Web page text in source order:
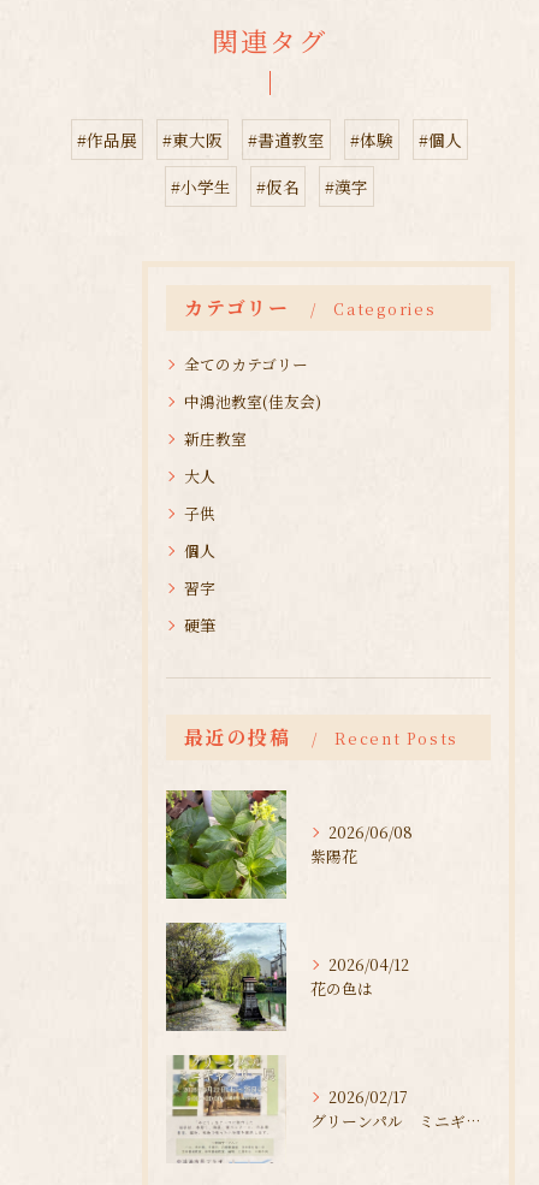
関連タグ
#作品展 #東大阪 #書道教室 #体験
#個人
#小学生
#仮名 #漢字
カテゴリー Categories
全てのカテゴリー
中鴻池教室(佳友会)
新庄教室
大人
子供
個人
習字
硬筆
最近の投稿 Recent Posts
2026/06/08
紫陽花
2026/04/12
花の色は
2026/02/17
グリーンパル ミニギャラリー展